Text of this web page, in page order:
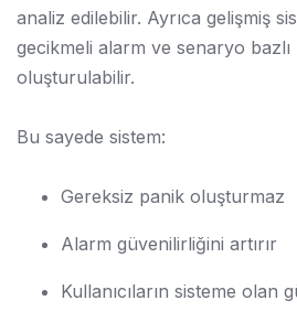
analiz edilebilir. Ayrıca gelişmiş
gecikmeli alarm ve senaryo bazlı
oluşturulabilir.
Bu sayede sistem:
Gereksiz panik oluşturmaz
Alarm güvenilirliğini artırır
Kullanıcıların sisteme olan